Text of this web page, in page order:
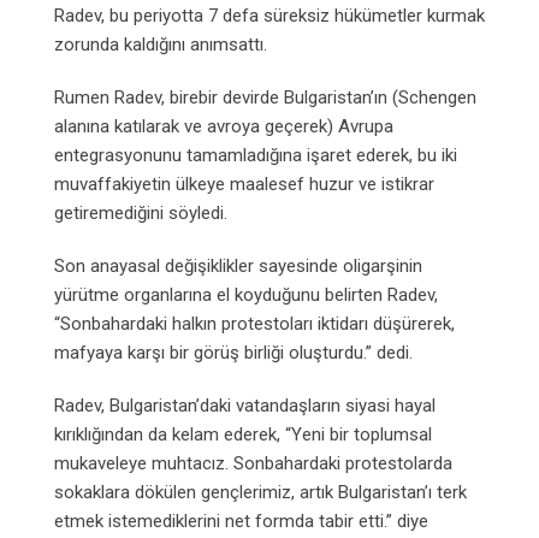
Radev, bu periyotta 7 defa süreksiz hükümetler kurmak
zorunda kaldığını anımsattı.
Rumen Radev, birebir devirde Bulgaristan’ın (Schengen
alanına katılarak ve avroya geçerek) Avrupa
entegrasyonunu tamamladığına işaret ederek, bu iki
muvaffakiyetin ülkeye maalesef huzur ve istikrar
getiremediğini söyledi.
Son anayasal değişiklikler sayesinde oligarşinin
yürütme organlarına el koyduğunu belirten Radev,
“Sonbahardaki halkın protestoları iktidarı düşürerek,
mafyaya karşı bir görüş birliği oluşturdu.” dedi.
Radev, Bulgaristan’daki vatandaşların siyasi hayal
kırıklığından da kelam ederek, “Yeni bir toplumsal
mukaveleye muhtacız. Sonbahardaki protestolarda
sokaklara dökülen gençlerimiz, artık Bulgaristan’ı terk
etmek istemediklerini net formda tabir etti.” diye